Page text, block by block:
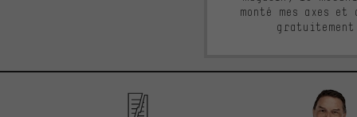
monté mes axes et